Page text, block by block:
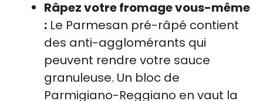
Râpez votre fromage vous-même
: Le Parmesan pré-râpé contient
des anti-agglomérants qui
peuvent rendre votre sauce
granuleuse. Un bloc de
Parmigiano-Reggiano en vaut la